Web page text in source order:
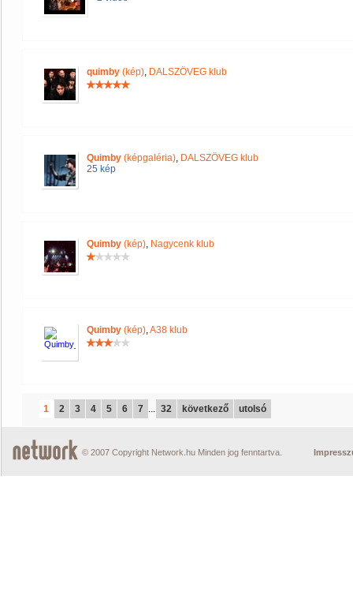
quimby (kép), DALSZÖVEG klub
Quimby (képgaléria), DALSZÖVEG klub
25 kép
Quimby (kép), Nagycenk klub
Quimby (kép),A38 klub
1 2 3 4 5 6 7 ... 32 következő utolsó
© 2007 Copyright Network.hu Minden jog fenntartva.